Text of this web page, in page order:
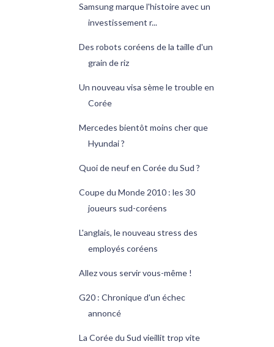
Samsung marque l'histoire avec un
investissement r...
Des robots coréens de la taille d'un
grain de riz
Un nouveau visa sème le trouble en
Corée
Mercedes bientôt moins cher que
Hyundai ?
Quoi de neuf en Corée du Sud ?
Coupe du Monde 2010 : les 30
joueurs sud-coréens
L'anglais, le nouveau stress des
employés coréens
Allez vous servir vous-même !
G20 : Chronique d'un échec
annoncé
La Corée du Sud vieillit trop vite